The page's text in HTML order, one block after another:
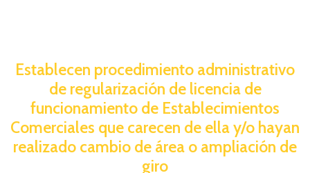
Establecen procedimiento administrativo
de regularización de licencia de
funcionamiento de Establecimientos
Comerciales que carecen de ella y/o hayan
realizado cambio de área o ampliación de
giro